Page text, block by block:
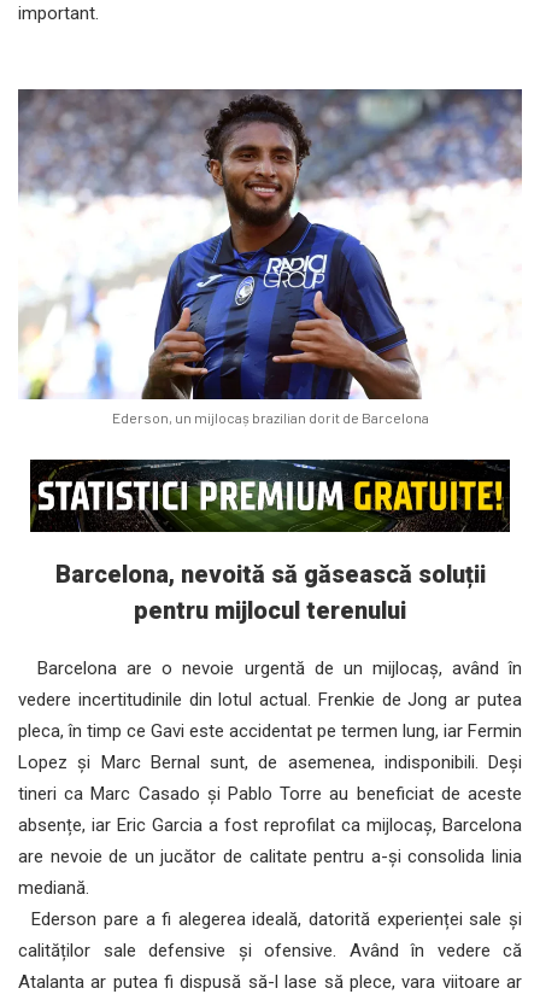
important.
Ederson, un mijlocaș brazilian dorit de Barcelona
Barcelona, nevoită să găsească soluții
pentru mijlocul terenului
Barcelona are o nevoie urgentă de un mijlocaș, având în
vedere incertitudinile din lotul actual. Frenkie de Jong ar putea
pleca, în timp ce Gavi este accidentat pe termen lung, iar Fermin
Lopez și Marc Bernal sunt, de asemenea, indisponibili. Deși
tineri ca Marc Casado și Pablo Torre au beneficiat de aceste
absențe, iar Eric Garcia a fost reprofilat ca mijlocaș, Barcelona
are nevoie de un jucător de calitate pentru a-și consolida linia
mediană.
Ederson pare a fi alegerea ideală, datorită experienței sale și
calităților sale defensive și ofensive. Având în vedere că
Atalanta ar putea fi dispusă să-l lase să plece, vara viitoare ar